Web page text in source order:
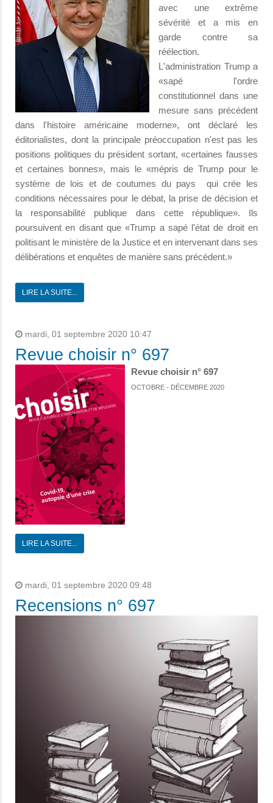
avec une extrême
sévérité et a mis en
garde contre sa
réélection.
L'administration Trump a
«sapé l'ordre
constitutionnel dans une
mesure sans précédent
dans l'histoire américaine moderne», ont déclaré les
éditorialistes, dont la principale préoccupation n'est pas les
positions politiques du président sortant, «certaines fausses
et certaines bonnes», mais le «mépris de Trump pour le
système de lois et de coutumes du pays qui crée les
conditions nécessaires pour le débat, la prise de décision et
la responsabilité publique dans cette république». Ils
poursuivent en disant que «Trump a sapé l'état de droit en
politisant le ministère de la Justice et en intervenant dans ses
délibérations et enquêtes de manière sans précédent.»
LIRE LA SUITE...
mardi, 01 septembre 2020 10:47
Revue choisir n° 697
Revue choisir n° 697
OCTOBRE - DÉCEMBRE 2020
LIRE LA SUITE...
mardi, 01 septembre 2020 09:48
Recensions n° 697